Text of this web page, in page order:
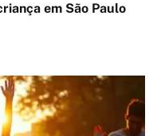
em São Paulo